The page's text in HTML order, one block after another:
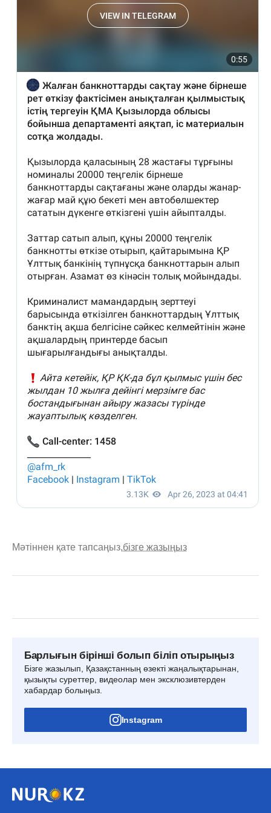
Мәтіннен қате тапсаңыз,бізге жазыңыз
Барлығын бірінші болып біліп отырыңыз
Бізге жазылып, Қазақстанның өзекті жаңалықтарынан,
қызықты суреттер, видеолар мен эксклюзивтерден
хабардар болыңыз.
Instagram